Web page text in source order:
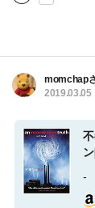
momchap
2019.03.05
-